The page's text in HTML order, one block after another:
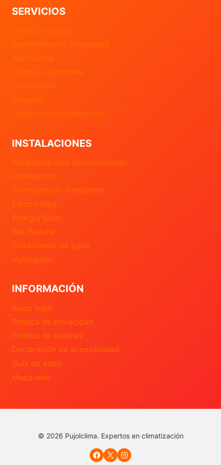
SERVICIOS
Mantenimiento Preventivo
Trabajos Verticales
Calefacción
Calderas
Climatización inteligente
INSTALACIONES
Instalación Aire Acondicionado
Calefacción
Climatización inteligente
Electricidad
Energía Solar
Gas Natural
Tratamiento de agua
Ventilación
INFORMACIÓN
Aviso legal
Política de privacidad
Política de cookies
Declaración de accesibilidad
Guía de estilo
Mapa web
© 2026 Pujolclima. Expertos en climatización